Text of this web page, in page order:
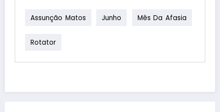
Assunção Matos Junho Mês Da Afasia
Rotator